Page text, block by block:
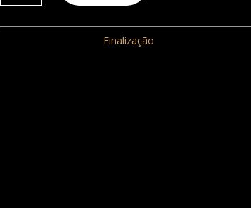
Finalização